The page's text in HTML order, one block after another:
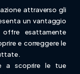
attraverso gli
un vantaggio
offre esattamente
e correggere le
a scoprire le tue